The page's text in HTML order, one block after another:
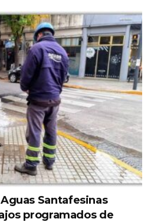
Santafesinas
programados de